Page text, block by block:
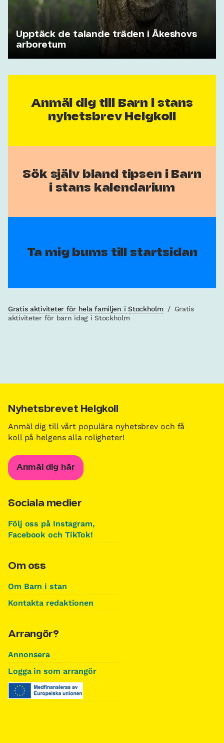
Upptäck de talande träden i Åkeshovs
arboretum
Anmäl dig till Barn i stans
nyhetsbrev Helgkoll
Sök själv bland tipsen i Barn
i stans kalendarium
Ta mig bums till startsidan
Gratis aktiviteter för hela familjen i Stockholm / Gratis
aktiviteter för barn idag i Stockholm
Nyhetsbrevet Helgkoll
Anmäl dig till vårt populära nyhetsbrev och få
koll på helgens alla roligheter!
Anmäl dig här
Sociala medier
Följ oss på Instagram,
Facebook och TikTok!
Om oss
Om Barn i stan
Kontakta redaktionen
Arrangör?
Annonsera
Logga in som arrangör